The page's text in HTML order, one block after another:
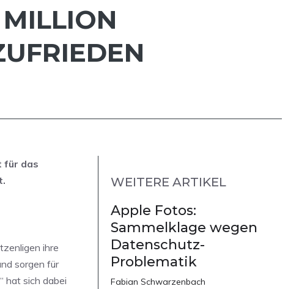
für das
ihre
sorgen für
hat sich dabei
WEITERE ARTIKEL
Apple Fotos:
Sammelklage wegen
Datenschutz-
Problematik
Fabian Schwarzenbach